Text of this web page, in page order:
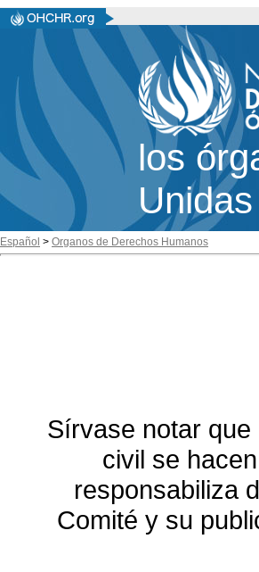
los
Unidas
Español > Organos de Derechos Humanos
Sírvase notar
civil se
responsabiliza
Comité y su